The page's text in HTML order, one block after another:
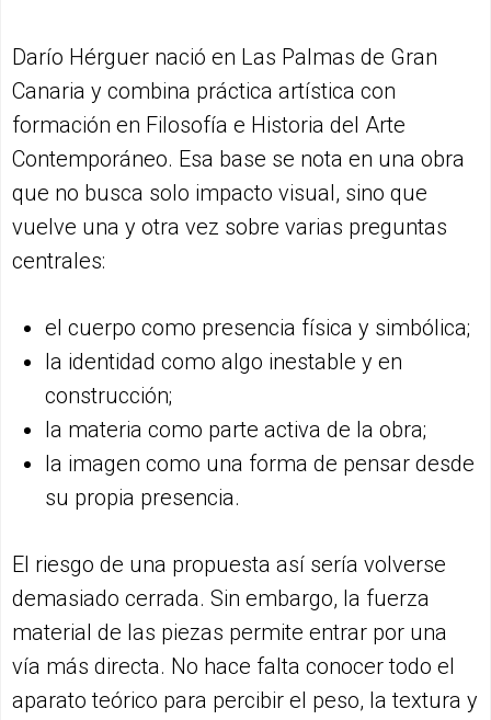
Darío Hérguer nació en Las Palmas de Gran
Canaria y combina práctica artística con
formación en Filosofía e Historia del Arte
Contemporáneo. Esa base se nota en una obra
que no busca solo impacto visual, sino que
vuelve una y otra vez sobre varias preguntas
centrales:
el cuerpo como presencia física y simbólica;
la identidad como algo inestable y en
construcción;
la materia como parte activa de la obra;
la imagen como una forma de pensar desde
su propia presencia.
El riesgo de una propuesta así sería volverse
demasiado cerrada. Sin embargo, la fuerza
material de las piezas permite entrar por una
vía más directa. No hace falta conocer todo el
aparato teórico para percibir el peso, la textura y